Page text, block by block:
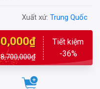
Xuất xứ: Trung Quốc
8,700,000₫
Tiết kiệm
-36%